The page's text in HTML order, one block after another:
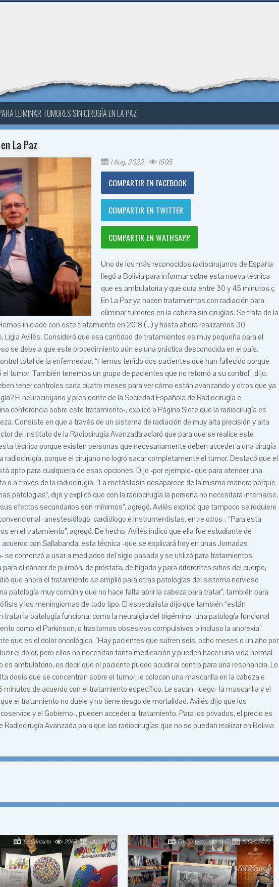
ELIMINAR TUMORES SIN CIRUGÍA EN LA PAZ
La Paz
1 Aug, 2022 1505
COMPARTIR EN FACEBOOK
COMPARTIR EN TWITTER
COMPARTIR EN WATHSAPP
Uno de los más reconocidos radiocirujanos de España
llegó a Bolivia para informar sobre esta nueva técnica
que es ambulatoria y que dura entre 30 y 45 minutos.ç
En La Paz ya hacen tratamientos con radiación para
eliminar tumores en la cabeza sin cirugías. Se trata de la
iniciado con este tratamiento en 2018 (...) y hasta ahora realizamos 30
Ligia Avilés. Consideró que esa cantidad de tratamientos es muy pequeña para el
se debe a que este procedimiento aún es una práctica desconocida en el país.
total de la enfermedad. “Hemos tenido dos pacientes que han fallecido porque
tumor. También tenemos un grupo de pacientes que no retornó a su control”, dijo.
tener controles cada cuatro meses para ver cómo están avanzando y otros que ya
El neurocirujano y presidente de la Sociedad Española de Radiocirugía e
conferencia sobre este tratamiento-, explicó a Página Siete que la radiocirugía es
Consiste en que a través de un sistema de radiación de muy alta precisión y alta
del Instituto de la Radiocirugía Avanzada aclaró que para que se realice este
técnica porque existen personas que necesariamente deben acceder a una cirugía
porque el cirujano no logró sacar completamente el tumor. Destacó que el
apto para cualquiera de esas opciones. Dijo -por ejemplo- que para atender una
o a través de la radiocirugía. “La metástasis desaparece de la misma manera porque
patologias”, dijo y explicó que con la radiocirugía la persona no necesitará internarse,
efectos secundarios son mínimos”, agregó. Avilés explicó que tampoco se requiere
-anestesiólogo, cardiólogo e instrumentistas, entre otros-. “Para esta
en el tratamiento”, agregó. De hecho, Avilés indicó que ella fue estudiante de
con Sallabanda, esta técnica -que se explicará hoy en unas Jornadas
comenzó a usar a mediados del siglo pasado y se utilizó para tratamientos
el cáncer de pulmón, de próstata, de hígado y para diferentes sitios del cuerpo,
que ahora el tratamiento se amplió para otras patologías del sistema nervioso
patología muy común y que no hace falta abrir la cabeza para tratar”, también para
y los meningiomas de todo tipo. El especialista dijo que también “están
la patología funcional como la neuralgia del trigémino -una patología funcional
como el Parkinson, o trastornos obsesivos compulsivos o incluso la anorexia”.
que es el dolor oncológico. “Hay pacientes que sufren seis, ocho meses o un año por
el dolor, pero ellos no necesitan tanta medicación y pueden hacer una vida normal
ambulatorio, es decir que el paciente puede acudir al centro para una resonancia. Lo
dosis que se concentran sobre el tumor, le colocan una mascarilla en la cabeza e
de acuerdo con el tratamiento específico. Le sacan -luego- la mascarilla y el
el tratamiento no duele y no tiene riesgo de mortalidad. Avilés dijo que los
y el Gobierno-, pueden acceder al tratamiento. Para los privados, el precio es
Avanzada para que las radiocirugías que no se puedan realizar en Bolivia
1 Apr, 2022
2063
En Contacto 15 Dec, 2022
1347
En Contacto